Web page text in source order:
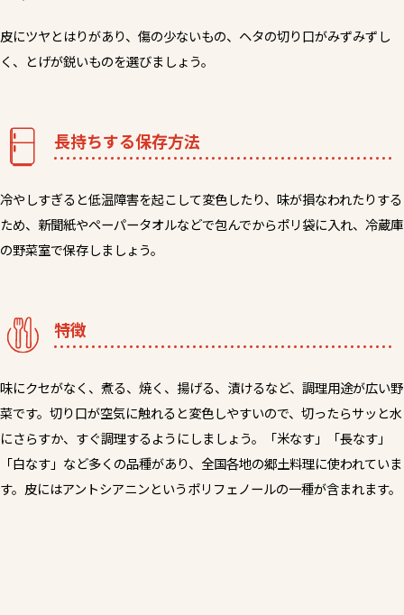
皮にツヤとはりがあり、傷の少ないもの、ヘタの切り口がみずみずし
く、とげが鋭いものを選びましょう。
長持ちする保存方法
冷やしすぎると低温障害を起こして変色したり、味が損なわれたりする
ため、新聞紙やペーパータオルなどで包んでからポリ袋に入れ、冷蔵庫
の野菜室で保存しましょう。
特徴
味にクセがなく、煮る、焼く、揚げる、漬けるなど、調理用途が広い野
菜です。切り口が空気に触れると変色しやすいので、切ったらサッと水
にさらすか、すぐ調理するようにしましょう。「米なす」「長なす」
「白なす」など多くの品種があり、全国各地の郷土料理に使われていま
す。皮にはアントシアニンというポリフェノールの一種が含まれます。